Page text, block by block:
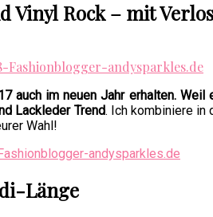
Vinyl Rock – mit
auch im neuen Jahr erhalten.
Lackleder Trend. Ich kombiniere
Wahl!
Länge